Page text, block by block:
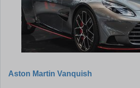
Aston Martin Vanquish